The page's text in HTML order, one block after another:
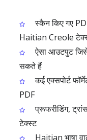
स्कैन किए गए
Haitian Creole
ऐसा आउटपुट
सकते हैं
कई एक्सपोर्ट
PDF
प्रूफरीडिंग,
टेक्स्ट
Haitian भाषा